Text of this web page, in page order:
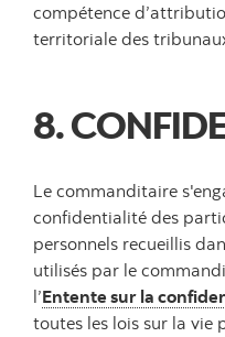
compétence
territoriale des
8.
Le commanditaire
confidentialité des
personnels recueillis
utilisés par le
l’Entente sur la
toutes les lois sur la vie